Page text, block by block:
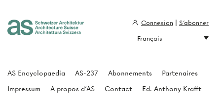
AS Encyclopaedia AS-237 Abonnements
Partenaires
Impressum
A propos d'AS Contact Ed. Anthony Krafft
Connexion
S'abonner
Français